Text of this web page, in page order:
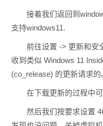
接着我们返回到
支持windows11.
前往设置 -> 更新和安
收到类似 Windows 11
(co_release) 的更新请求的
在下载更新的过程中可
然后我们按要求设置